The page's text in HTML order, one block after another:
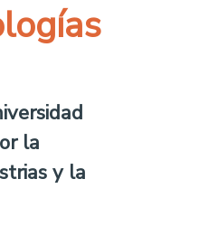
la
y la